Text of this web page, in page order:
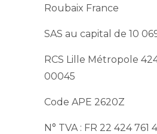
Roubaix France
SAS au capital de 10
RCS Lille Métropole 424
00045
Code APE 2620Z
N° TVA : FR 22 424 761